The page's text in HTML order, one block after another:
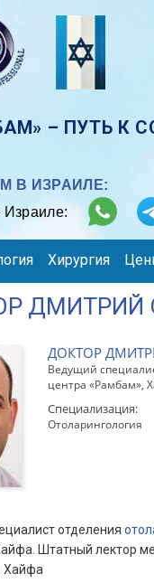
– ПУТЬ К
В ИЗРАИЛЕ:
Хирургия
ДМИТРИЙ
ДОКТОР
Ведущий
центра «Рамбам»,
Специализация:
Отоларингология
отделения
Штатный лектор
Хайфа